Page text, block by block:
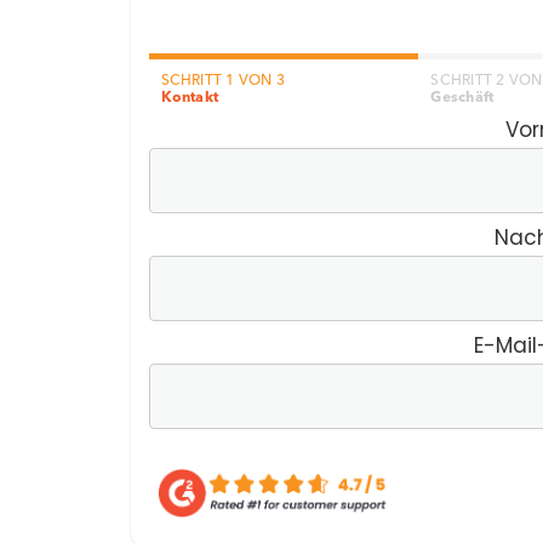
SCHRITT 1 VON 3
Kontakt
SCHRITT 2
Geschäft
E-